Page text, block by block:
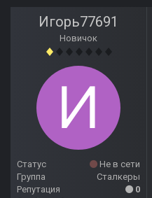
Игорь77691
Новичок
Статус
Не в сети
Группа
Сталкеры
Репутация
0